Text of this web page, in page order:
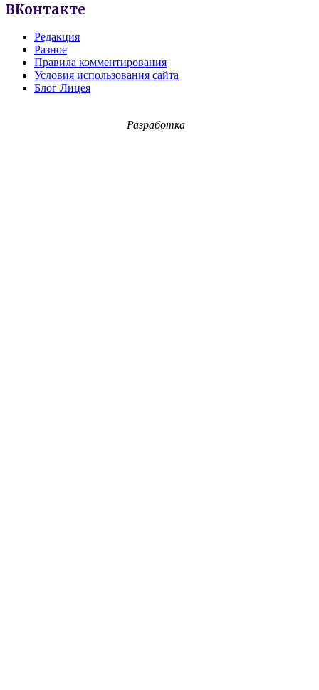
ВКонтакте
Редакция
Разное
Правила комментирования
Условия использования сайта
Блог Лицея
Разработка